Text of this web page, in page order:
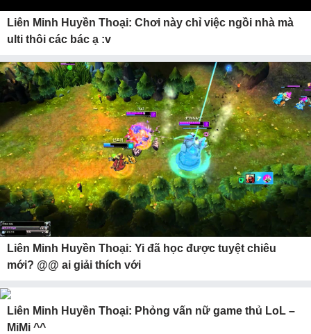
Liên Minh Huyền Thoại: Chơi này chỉ việc ngồi nhà mà
ulti thôi các bác ạ :v
Liên Minh Huyền Thoại: Yi đã học được tuyệt chiêu
mới? @@ ai giải thích với
Liên Minh Huyền Thoại: Phỏng vấn nữ game thủ LoL –
MiMi ^^